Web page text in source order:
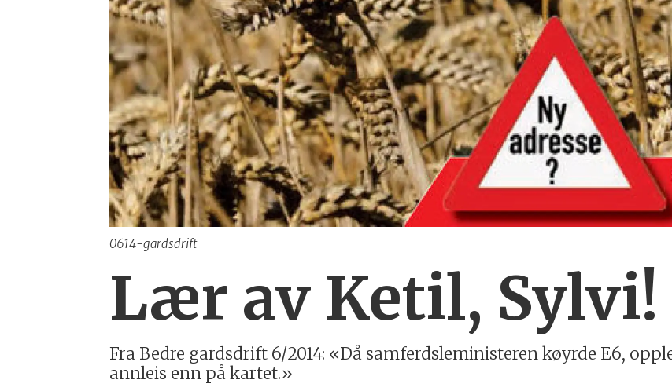
0614-gardsdrift
Lær av Ketil, Sylvi!
Fra Bedre gardsdrift 6/2014: «Då samferdsleministeren køyrde E6,
annleis enn på kartet.»